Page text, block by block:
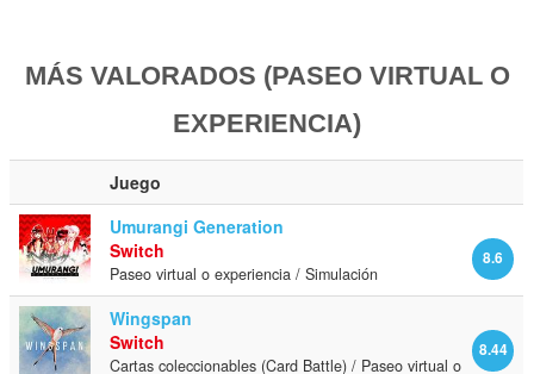
MÁS VALORADOS (PASEO VIRTUAL O
EXPERIENCIA)
Juego
Umurangi Generation
8.6
Switch
Paseo virtual o experiencia / Simulación
Wingspan
8.44
Switch
Cartas coleccionables (Card Battle) / Paseo virtual o